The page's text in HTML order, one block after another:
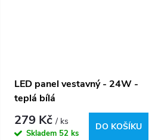
LED panel vestavný - 24W -
teplá bílá
279 Kč/ ks
Skladem 52 ks
DO KOŠÍKU